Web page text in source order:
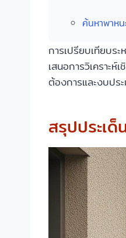
ค้นหาพาห
การเปรียบเทียบร
เสนอการวิเคราะ
ต้องการและงบปร
สรุปประเ